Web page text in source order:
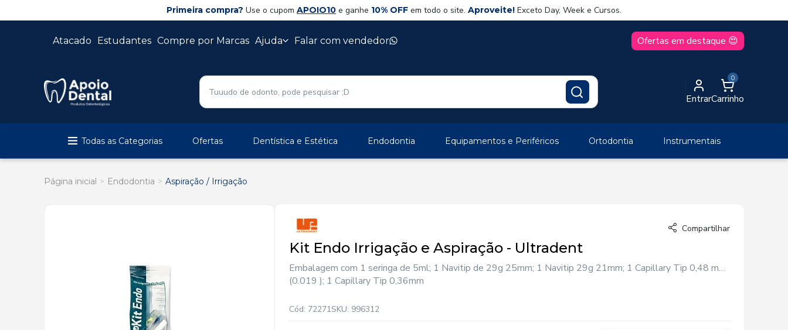
Primeira compra? Use o cupom APOIO10 e ganhe 10% OFF em todo o site. Aproveite! Exceto Day, Week e Cursos.
Atacado Estudantes Compre por Marcas Ajuda Falar com vendedor Ofertas em destaque 😍
Entrar
0
Carrinho
Todas as Categorias Ofertas Dentística e Estética Endodontia Equipamentos e Periféricos Ortodontia Instrumentais
Página inicial Endodontia Aspiração / Irrigação
Compartilhar
Kit Endo Irrigação e Aspiração - Ultradent
Embalagem com 1 seringa de 5ml; 1 Navitip de 29g 25mm; 1 Navitip 29g 21mm; 1 Capillary Tip 0,48 mm
(0.019 ); 1 Capillary Tip 0,36mm
Cód: 72271SKU: 996312